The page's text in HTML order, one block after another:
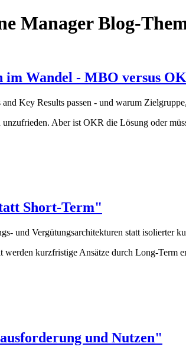
Manager Blog-
Wandel - MBO versus
Key Results passen - und warum
Aber ist OKR die Lösung oder
Short-Term"
und Vergütungsarchitekturen statt isolierter
kurzfristige Ansätze durch Long-Term
und Nutzen"